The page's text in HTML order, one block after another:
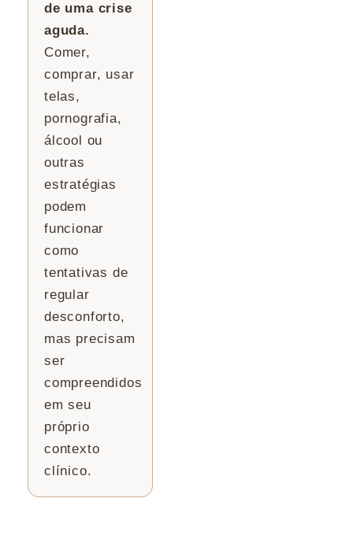
de uma crise
aguda.
Comer,
comprar, usar
telas,
pornografia,
álcool ou
outras
estratégias
podem
funcionar
como
tentativas de
regular
desconforto,
mas precisam
ser
compreendidos
em seu
próprio
contexto
clínico.